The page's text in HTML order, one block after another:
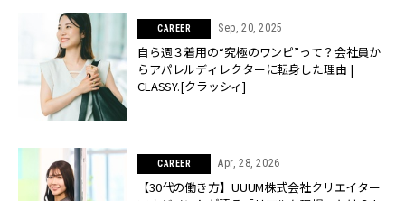
CAREER Sep, 20, 2025
自ら週３着用の“究極のワンピ”って？会社員か
らアパレルディレクターに転身した理由 |
CLASSY.[クラッシィ]
CAREER Apr, 28, 2026
【30代の働き方】UUUM株式会社クリエイター